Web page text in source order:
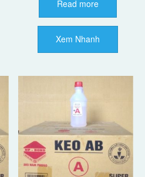
Read more
Xem Nhanh